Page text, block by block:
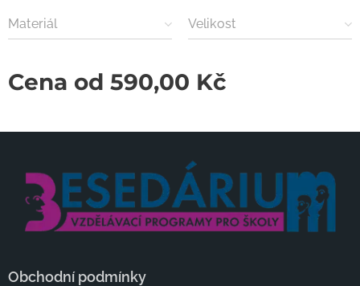
Materiál Velikost
Cena od 590,00 Kč
Obchodní podmínky